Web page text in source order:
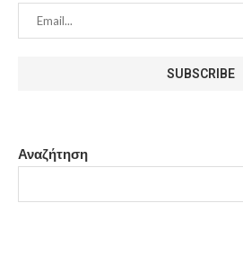
Αναζήτηση